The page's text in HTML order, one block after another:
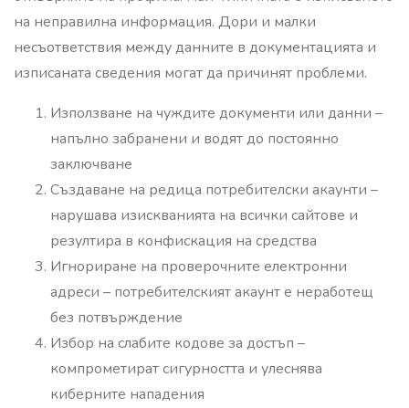
на неправилна информация. Дори и малки
несъответствия между данните в документацията и
изписаната сведения могат да причинят проблеми.
Използване на чуждите документи или данни –
напълно забранени и водят до постоянно
заключване
Създаване на редица потребителски акаунти –
нарушава изискванията на всички сайтове и
резултира в конфискация на средства
Игнориране на проверочните електронни
адреси – потребителският акаунт е неработещ
без потвърждение
Избор на слабите кодове за достъп –
компрометират сигурността и улеснява
киберните нападения